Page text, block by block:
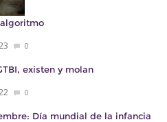
0
existen y molan
0
Día mundial de la infancia